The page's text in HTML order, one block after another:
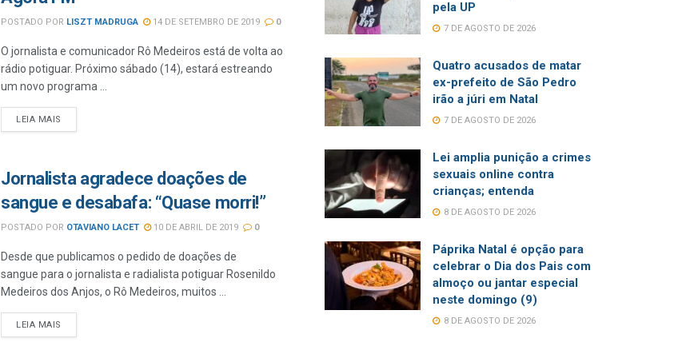
POSTADO POR LISZT MADRUGA 14 DE SETEMBRO DE 2019 0
O jornalista e comunicador Rô Medeiros está de volta ao
rádio potiguar. Próximo sábado (14), estará estreando
um novo programa ...
LEIA MAIS
Jornalista agradece doações de
sangue e desabafa: “Quase morri!”
POSTADO POR OTAVIANO LACET 10 DE ABRIL DE 2019 0
Desde que publicamos o pedido de doações de
sangue para o jornalista e radialista potiguar Rosenildo
Medeiros dos Anjos, o Rô Medeiros, muitos ...
LEIA MAIS
pela UP
7 DE AGOSTO DE 2026
Quatro acusados de matar
ex-prefeito de São Pedro
irão a júri em Natal
7 DE AGOSTO DE 2026
Lei amplia punição a crimes
sexuais online contra
crianças; entenda
8 DE AGOSTO DE 2026
Páprika Natal é opção para
celebrar o Dia dos Pais com
almoço ou jantar especial
neste domingo (9)
8 DE AGOSTO DE 2026